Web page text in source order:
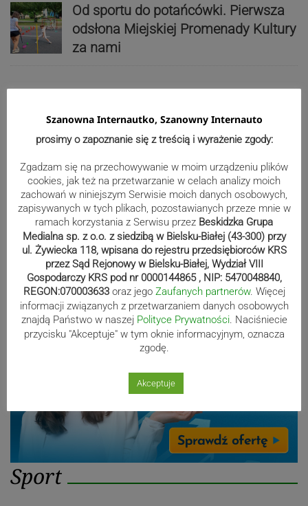
Od sportu do potańcówki. Pierwsza
odsłona Miejskiej Promenady Kultury
za nami
połączy modlitwę z siatkówką. Ks.
Jan Byrt ruszył ze zbiórką piłek
Noc Perseidów na Kaplicówce.
Skoczów zaprasza na noc pod
gwiazdami
Reklama
Sport
Szanowna Internautko, Szanowny Internauto
prosimy o zapoznanie się z treścią i wyrażenie zgody:
Zgadzam się na przechowywanie w moim urządzeniu plików
cookies, jak też na przetwarzanie w celach analizy moich
zachowań w niniejszym Serwisie moich danych osobowych,
zapisywanych w tych plikach, pozostawianych przeze mnie w
ramach korzystania z Serwisu przez Beskidzka Grupa
Medialna sp. z o.o. z siedzibą w Bielsku-Białej (43-300) przy
ul. Żywiecka 118, wpisana do rejestru przedsiębiorców KRS
przez Sąd Rejonowy w Bielsku-Białej, Wydział VIII
Gospodarczy KRS pod nr 0000144865 , NIP: 5470048840,
REGON:070003633 oraz jego Zaufanych partnerów. Więcej
informacji związanych z przetwarzaniem danych osobowych
znajdą Państwo w naszej Polityce Prywatności. Naciśniecie
przycisku "Akceptuje" w tym oknie informacyjnym, oznacza
zgodę.
Akceptuje